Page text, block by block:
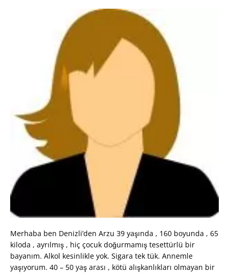
Merhaba ben Denizli’den Arzu 39 yaşında , 160 boyunda , 65
kiloda , ayrılmış , hiç çocuk doğurmamış tesettürlü bir
bayanım. Alkol kesinlikle yok. Sigara tek tük. Annemle
yaşıyorum. 40 – 50 yaş arası , kötü alışkanlıkları olmayan bir